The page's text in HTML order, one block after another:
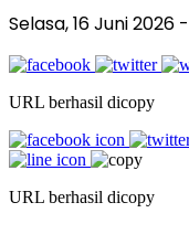
Selasa, 16 Juni 2026
URL berhasil dicopy
URL berhasil dicopy